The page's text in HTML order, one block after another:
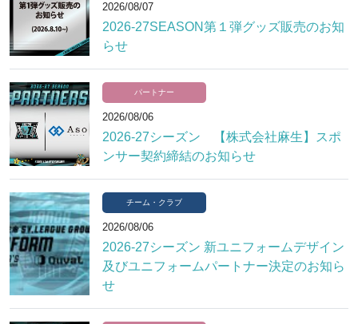
2026/08/07
2026-27SEASON第１弾グッズ販売のお知
らせ
パートナー
2026/08/06
2026-27シーズン 【株式会社麻生】スポ
ンサー契約締結のお知らせ
チーム・クラブ
2026/08/06
2026-27シーズン 新ユニフォームデザイン
及びユニフォームパートナー決定のお知ら
せ